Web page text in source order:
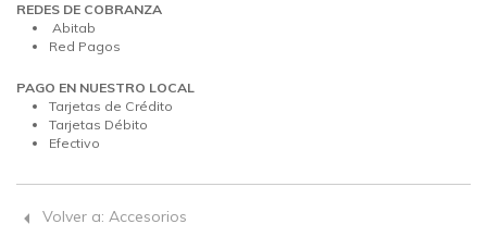
REDES DE COBRANZA
Abitab
Red Pagos
PAGO EN NUESTRO LOCAL
Tarjetas de Crédito
Tarjetas Débito
Efectivo
Volver a: Accesorios